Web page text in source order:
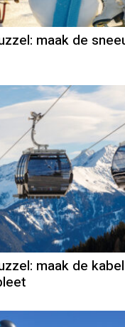
maak de
maak de